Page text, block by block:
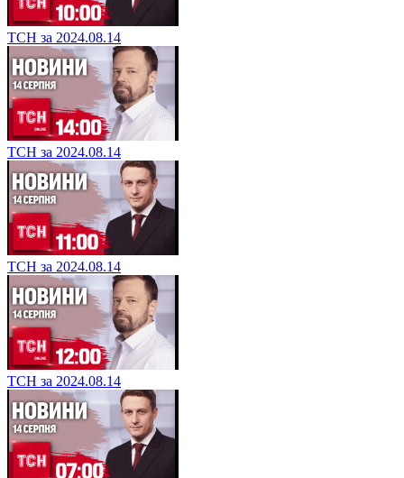
ТСН за 2024.08.14
ТСН за 2024.08.14
ТСН за 2024.08.14
ТСН за 2024.08.14